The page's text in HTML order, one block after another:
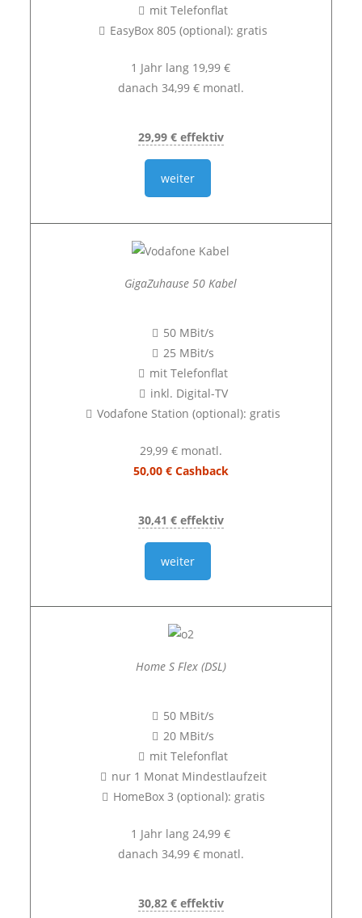
mit Telefonflat
EasyBox 805 (optional): gratis
1 Jahr lang 19,99 €
danach 34,99 € monatl.
29,99 € effektiv
weiter
GigaZuhause 50 Kabel
50 MBit/s
25 MBit/s
mit Telefonflat
inkl. Digital-TV
Vodafone Station (optional): gratis
29,99 € monatl.
50,00 € Cashback
30,41 € effektiv
weiter
Home S Flex (DSL)
50 MBit/s
20 MBit/s
mit Telefonflat
nur 1 Monat Mindestlaufzeit
HomeBox 3 (optional): gratis
1 Jahr lang 24,99 €
danach 34,99 € monatl.
30,82 € effektiv